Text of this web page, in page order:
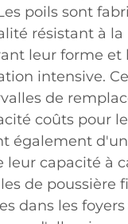
poils sont
résistant à la
leur forme et
intensive.
de
coûts pour
également d'un
leur capacité à
de poussière
dans les foyers